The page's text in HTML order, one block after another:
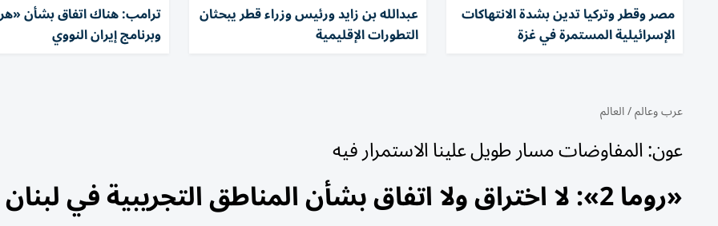
مصر وقطر وتركيا تدين بشدة الانتهاكات
الإسرائيلية المستمرة في غزة
عبدالله بن زايد ورئيس وزراء قطر يبحثان
التطورات الإقليمية
ترامب: هناك اتفاق بشأن
وبرنامج إيران النووي
عرب وعالم/العالم
عون: المفاوضات مسار طويل علينا الاستمرار فيه
«روما 2»: لا اختراق ولا اتفاق بشأن المناطق التجريبية في لبنان